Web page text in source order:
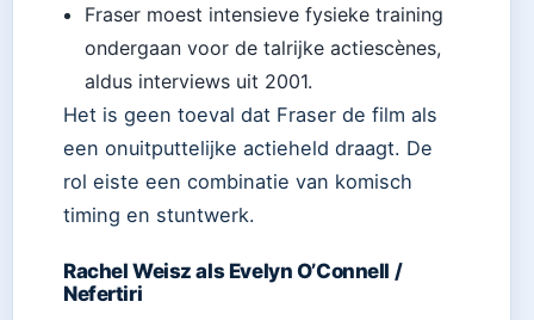
Fraser moest intensieve fysieke training
ondergaan voor de talrijke actiescènes,
aldus interviews uit 2001.
Het is geen toeval dat Fraser de film als
een onuitputtelijke actieheld draagt. De
rol eiste een combinatie van komisch
timing en stuntwerk.
Rachel Weisz als Evelyn O’Connell /
Nefertiri